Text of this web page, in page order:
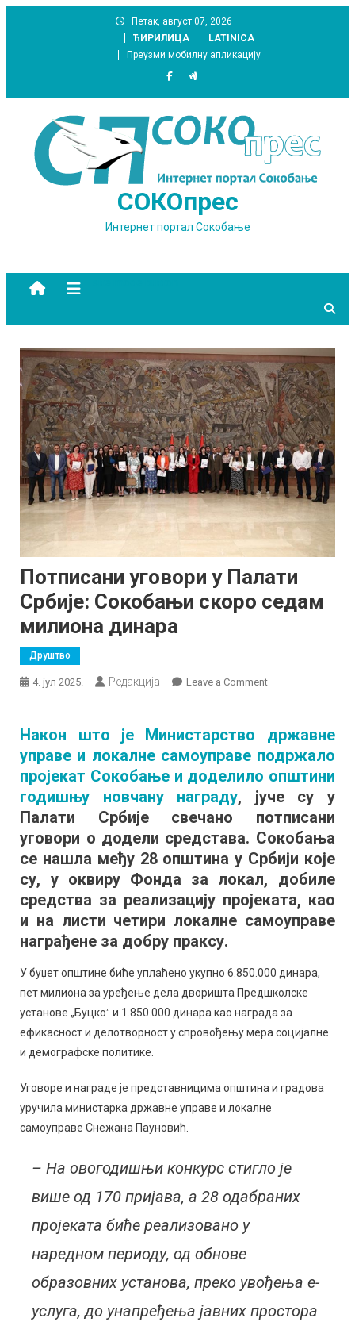
Петак, август 07, 2026
ЋИРИЛИЦА
LATINICA
Преузми мобилну апликацију
СОКОпрес
Интернет портал Сокобање
Потписани уговори у Палати
Србије: Сокобањи скоро седам
милиона динара
Друштво
4. јул 2025. Редакција Leave a Commenton
у
Палати
Србије:
милиона
динара
Након што је Министарство државне
управе и локалне самоуправе подржало
пројекат Сокобање и доделило општини
годишњу новчану награду, јуче су у
Палати Србије свечано потписани
уговори о додели средстава. Сокобања
се нашла међу 28 општина у Србији које
су, у оквиру Фонда за локал, добиле
средства за реализацију пројеката, као
и на листи четири локалне самоуправе
награђене за добру праксу.
У буџет општине биће уплаћено укупно 6.850.000 динара,
пет милиона за уређење дела дворишта Предшколске
установе „Буцкоˮ и 1.850.000 динара као награда за
ефикасност и делотворност у спровођењу мера социјалне
и демографске политике.
Уговоре и награде је представницима општина и градова
уручила министарка државне управе и локалне
самоуправе Снежана Пауновић.
– На овогодишњи конкурс стигло је
више од 170 пријава, а 28 одабраних
пројеката биће реализовано у
наредном периоду, од обнове
образовних установа, преко увођења е-
услуга, до унапређења јавних простора